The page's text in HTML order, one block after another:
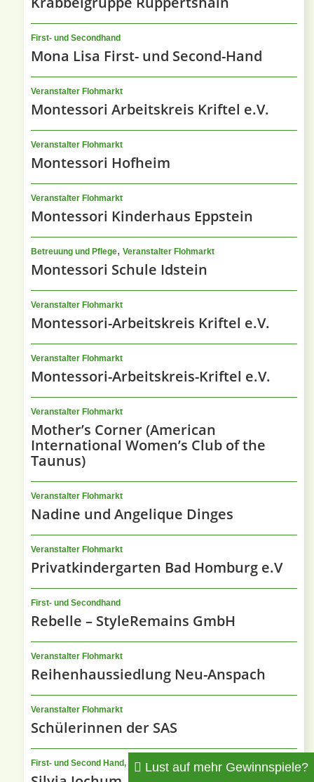
First- und Secondhand
Mona Lisa First- und Second-Hand
Veranstalter Flohmarkt
Montessori Arbeitskreis Kriftel e.V.
Veranstalter Flohmarkt
Montessori Hofheim
Veranstalter Flohmarkt
Montessori Kinderhaus Eppstein
Betreuung und Pflege, Veranstalter Flohmarkt
Montessori Schule Idstein
Veranstalter Flohmarkt
Montessori-Arbeitskreis Kriftel e.V.
Veranstalter Flohmarkt
Montessori-Arbeitskreis-Kriftel e.V.
Veranstalter Flohmarkt
Mother’s Corner (American
International Women’s Club of the
Taunus)
Veranstalter Flohmarkt
Nadine und Angelique Dinges
Veranstalter Flohmarkt
Privatkindergarten Bad Homburg e.V
First- und Secondhand
Rebelle – StyleRemains GmbH
Veranstalter Flohmarkt
Reihenhaussiedlung Neu-Anspach
Veranstalter Flohmarkt
Schülerinnen der SAS
First- und Second Hand, FlohmarktLust auf mehr Gewinnspiele?